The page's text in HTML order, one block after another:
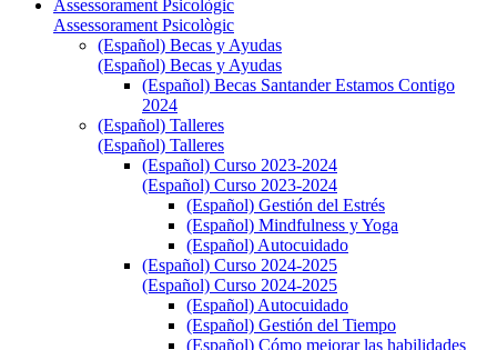
Assessorament Psicològic
Assessorament Psicològic
(Español) Becas y Ayudas
(Español) Becas y Ayudas
(Español) Becas Santander Estamos Contigo
2024
(Español) Talleres
(Español) Talleres
(Español) Curso 2023-2024
(Español) Curso 2023-2024
(Español) Gestión del Estrés
(Español) Mindfulness y Yoga
(Español) Autocuidado
(Español) Curso 2024-2025
(Español) Curso 2024-2025
(Español) Autocuidado
(Español) Gestión del Tiempo
(Español) Cómo mejorar las habilidades